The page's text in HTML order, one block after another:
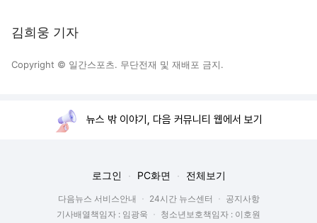
김희웅 기자
Copyright © 일간스포츠. 무단전재 및 재배포 금지.
뉴스 밖 이야기, 다음 커뮤니티 웹에서 보기
로그인 PC화면 전체보기
다음뉴스 서비스안내 24시간 뉴스센터
공지사항
기사배열책임자 : 임광욱
청소년보호책임자 : 이호원